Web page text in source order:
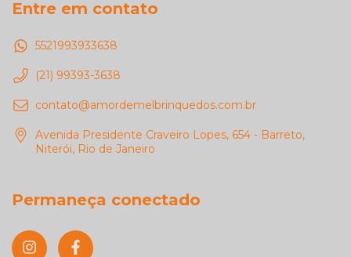
Entre em contato
5521993933638
(21) 99393-3638
contato@amordemelbrinquedos.com.br
Avenida Presidente Craveiro Lopes, 654 - Barreto,
Niterói, Rio de Janeiro
Permaneça conectado